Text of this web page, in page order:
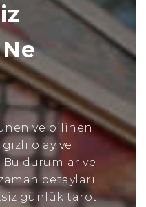
ve bilinen
olay ve
Bu durumlar ve
detayları
günlük tarot